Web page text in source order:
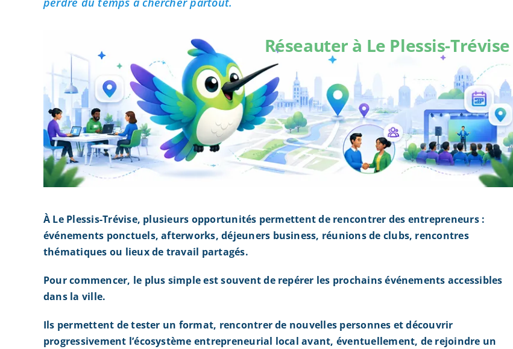
Réseauter à Le Plessis-Trévise
À Le Plessis-Trévise, plusieurs opportunités permettent de rencontrer des entrepreneurs :
événements ponctuels, afterworks, déjeuners business, réunions de clubs, rencontres
thématiques ou lieux de travail partagés.
Pour commencer, le plus simple est souvent de repérer les prochains événements accessibles
dans la ville.
Ils permettent de tester un format, rencontrer de nouvelles personnes et découvrir
progressivement l’écosystème entrepreneurial local avant, éventuellement, de rejoindre un